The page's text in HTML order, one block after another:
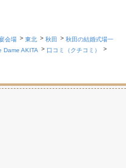
会場 東北 秋田
秋田の結婚式場一
Dame AKITA
口コミ（クチコミ）